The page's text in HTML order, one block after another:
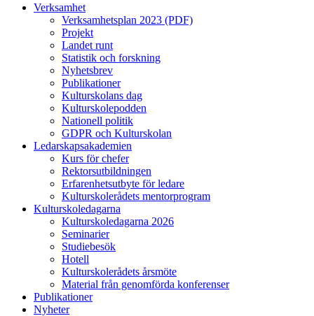
Verksamhet
Verksamhetsplan 2023 (PDF)
Projekt
Landet runt
Statistik och forskning
Nyhetsbrev
Publikationer
Kulturskolans dag
Kulturskolepodden
Nationell politik
GDPR och Kulturskolan
Ledarskapsakademien
Kurs för chefer
Rektorsutbildningen
Erfarenhetsutbyte för ledare
Kulturskolerådets mentorprogram
Kulturskoledagarna
Kulturskoledagarna 2026
Seminarier
Studiebesök
Hotell
Kulturskolerådets årsmöte
Material från genomförda konferenser
Publikationer
Nyheter